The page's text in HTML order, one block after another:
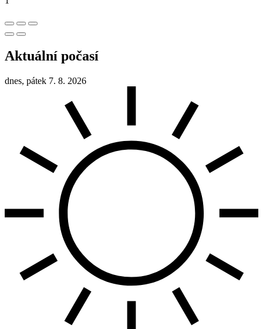
Aktuální počasí
dnes, pátek 7. 8. 2026